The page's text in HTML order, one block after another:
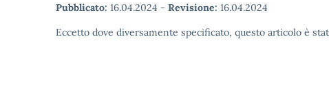
Pubblicato: 16.04.2024 - Revisione: 16.04.2024
Eccetto dove diversamente specificato, questo articolo è